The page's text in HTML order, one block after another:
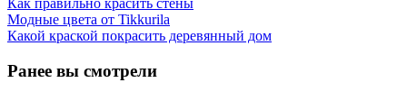
Как правильно красить стены
Модные цвета от Tikkurila
Какой краской покрасить деревянный дом
Ранее вы смотрели